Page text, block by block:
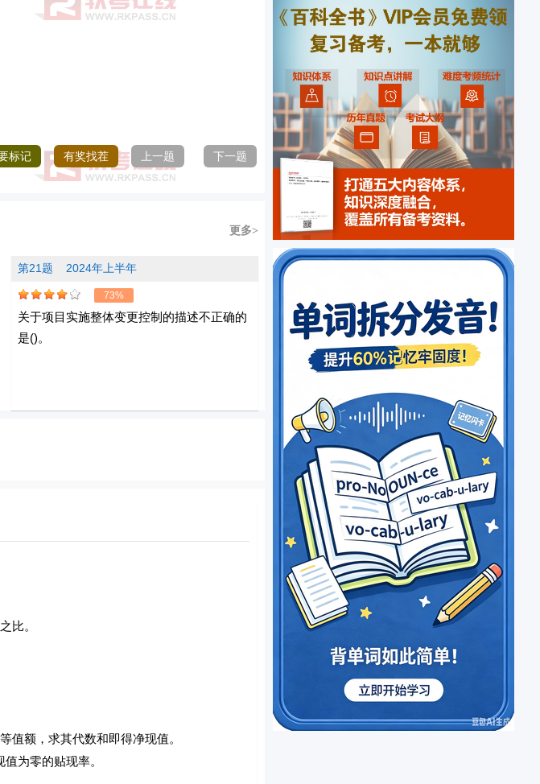
标记 有奖找茬 上一题 下一题
更多>
第21题 2024年上半年
73%
关于项目实施整体变更控制的描述不正确的
是()。
比。
额，求其代数和即得净现值。
为零的贴现率。